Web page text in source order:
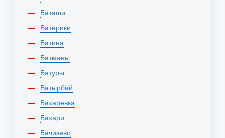
Баташи
Батерики
Батина
Батманы
Батуры
Батырбай
Бахаревка
Бахари
Бачизево